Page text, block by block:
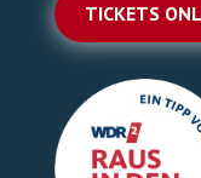
TICKETS